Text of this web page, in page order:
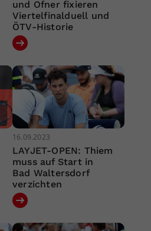
und Ofner fixieren
Viertelfinalduell und
ÖTV-Historie
16.09.2023
LAYJET-OPEN: Thiem
muss auf Start in
Bad Waltersdorf
verzichten